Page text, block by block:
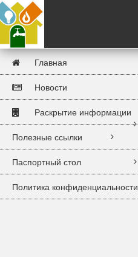
Главная
Новости
Раскрытие информации
Полезные ссылки
Паспортный стол
Политика конфиденциальности